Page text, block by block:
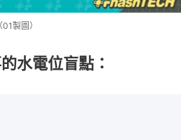
製圖）
水電位盲點：